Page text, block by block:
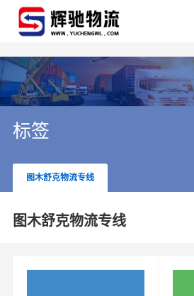
标签
图木舒克物流专线
图木舒克物流专线